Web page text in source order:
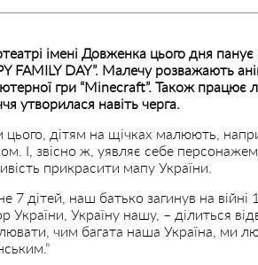
імені Довженка цього дня
FAMILY DAY”. Малечу розважають
гри “Minecraft”. Також працює
утворилася навіть черга.
цього, дітям на щічках малюють,
І, звісно ж, уявляє себе
прикрасити мапу України.
7 дітей, наш батько загинув на
України, Україну нашу, – ділиться
чим багата наша Україна, ми